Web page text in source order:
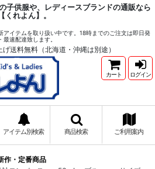
子供服や、レディースブランドの通販なら
【くれよん】。
アイテムを取り扱い中です。18時までのご注文は即日発
最速配達致します。
送料無料（北海道・沖縄は別途）
カート ログイン
アイテム別検索 商品検索 ご利用案内
作・定番商品